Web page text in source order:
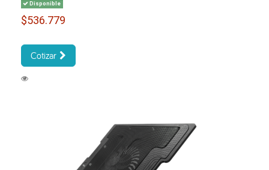
Disponible
$536.779
Cotizar